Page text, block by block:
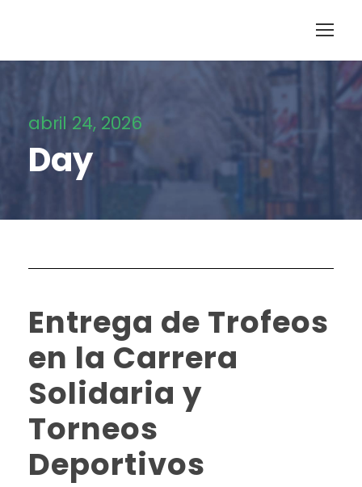
abril 24, 2026
Day
Entrega de Trofeos
en la Carrera
Solidaria y
Torneos
Deportivos